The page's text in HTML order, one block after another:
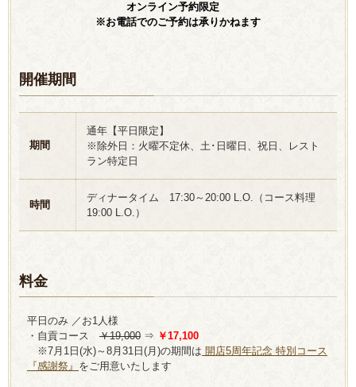
オンライン予約限定
※お電話でのご予約は承りかねます
開催期間
期間
通年【平日限定】
※除外日：火曜不定休、土･日曜日、祝日、レスト
ラン特定日
時間
ディナータイム 17:30～20:00 L.O.（コース料理
19:00 L.O.）
料金
平日のみ ／お1人様
・自貢コース ￥19,000 ⇒ ￥17,100
※7月1日(水)～8月31日(月)の期間は 開店5周年記念 特別コース
『感謝祭』 をご用意いたします